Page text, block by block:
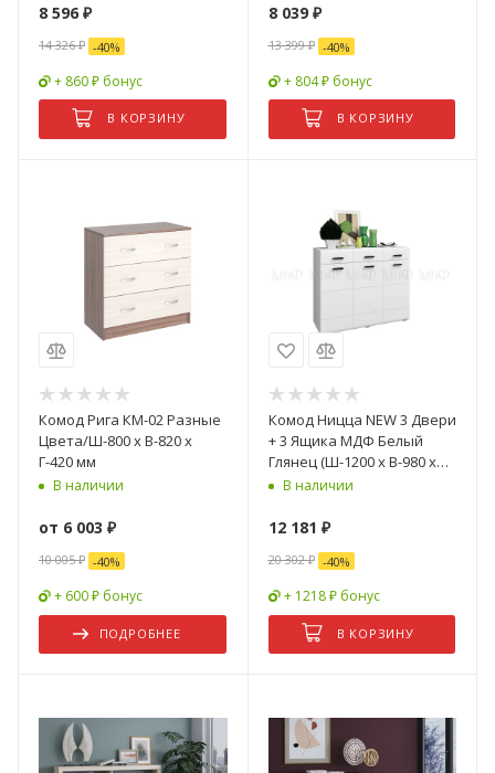
8 596 ₽
14 326₽ -40%
+ 860 ₽ бонус
В КОРЗИНУ
8 039₽
13 399₽ -40%
+ 804 ₽ бонус
В КОРЗИНУ
Комод Рига КМ-02 Разные
Цвета/Ш-800 х В-820 х
Г-420 мм
В наличии
от 6 003 ₽
10 005 ₽ -40%
+ 600 ₽ бонус
ПОДРОБНЕЕ
Комод Ницца NEW 3 Двери
+ 3 Ящика МДФ Белый
Глянец (Ш-1200 x В-980 x
Г-432 мм)
В наличии
12 181 ₽
20 302₽ -40%
+ 1218 ₽ бонус
В КОРЗИНУ